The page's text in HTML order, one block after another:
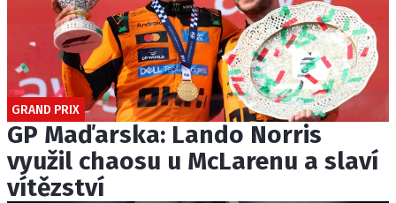
GRAND PRIX
GP Maďarska: Lando Norris
využil chaosu u McLarenu a slaví
vítězství